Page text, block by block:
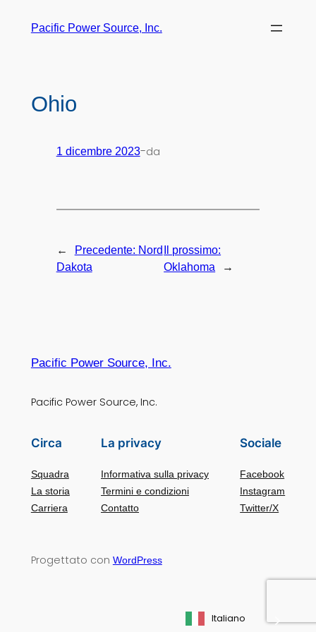
Pacific Power Source, Inc.
Ohio
1 dicembre 2023-da
← Precedente: Nord
Dakota
Il prossimo:
Oklahoma
→
Pacific Power Source, Inc.
Pacific Power Source, Inc.
Circa
Squadra
La storia
Carriera
La privacy
Informativa sulla privacy
Termini e condizioni
Contatto
Sociale
Facebook
Instagram
Twitter/X
Progettato con WordPress
Italiano